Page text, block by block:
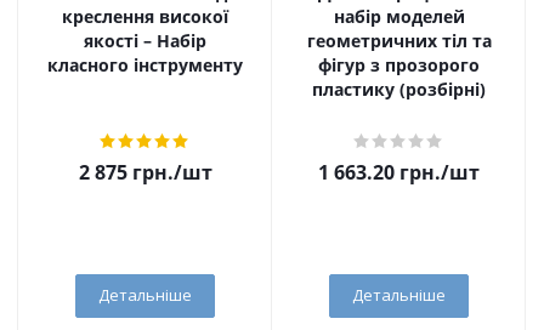
креслення високої
якості – Набір
класного інструменту
2 875грн./шт
Детальніше
набір моделей
геометричних тіл та
фігур з прозорого
пластику (розбірні)
1 663.20 грн./шт
Детальніше